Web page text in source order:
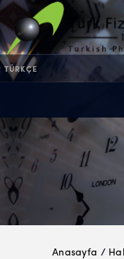
TÜRKÇE
Anasayfa /